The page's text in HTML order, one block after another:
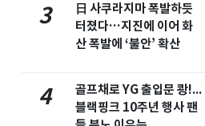
3
日 사쿠라지마 폭발하듯
터졌다…지진에 이어 화
산 폭발에 ‘불안’ 확산
4
골프채로 YG 출입문 쾅!...
블랙핑크 10주년 행사 팬